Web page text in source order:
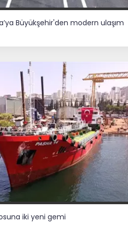
Büyükşehir'den modern ulaşım
iki yeni gemi